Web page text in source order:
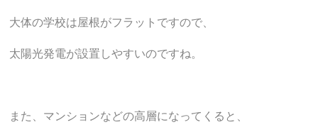
大体の学校は屋根がフラットですので、
太陽光発電が設置しやすいのですね。
また、マンションなどの高層になってくると、